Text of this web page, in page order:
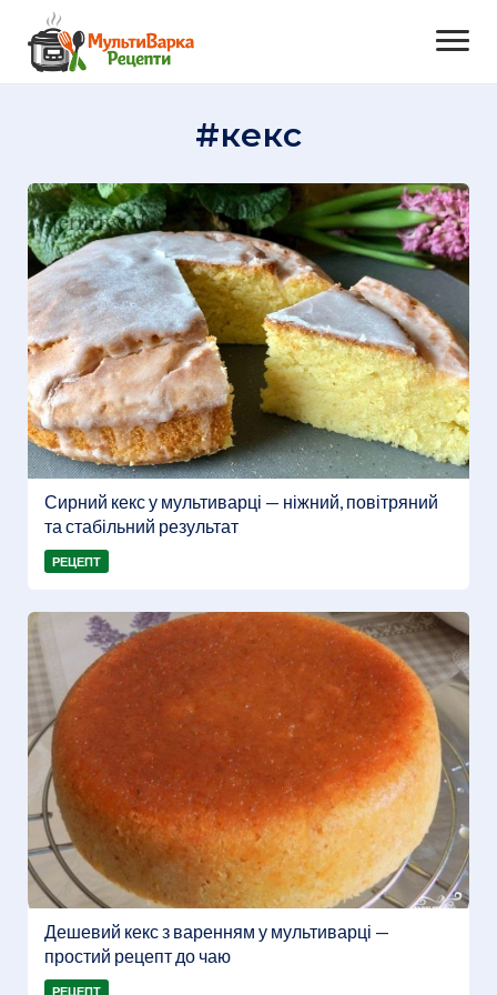
#кекс
Сирний кекс у мультиварці — ніжний, повітряний
та стабільний результат
РЕЦЕПТ
Дешевий кекс з варенням у мультиварці —
простий рецепт до чаю
РЕЦЕПТ